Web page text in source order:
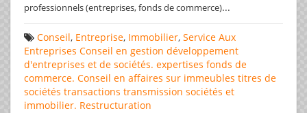
professionnels (entreprises, fonds de commerce)...
Conseil, Entreprise, Immobilier, Service Aux
Entreprises Conseil en gestion développement
d'entreprises et de sociétés. expertises fonds de
commerce. Conseil en affaires sur immeubles titres de
sociétés transactions transmission sociétés et
immobilier. Restructuration